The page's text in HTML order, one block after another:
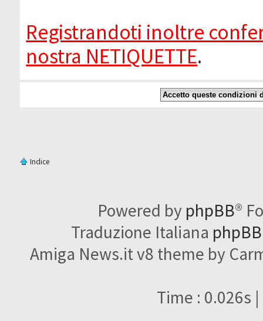
Registrandoti inoltre
nostra NETIQUETTE.
Indice
Powered by phpBB®
Traduzione Italiana
Amiga News.it v8 theme by
Time : 0.026s